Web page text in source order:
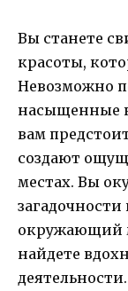
Вы станете
красоты,
Невозможно
насыщенные
вам
создают
местах. Вы
окружающий
найдете
деятельности.